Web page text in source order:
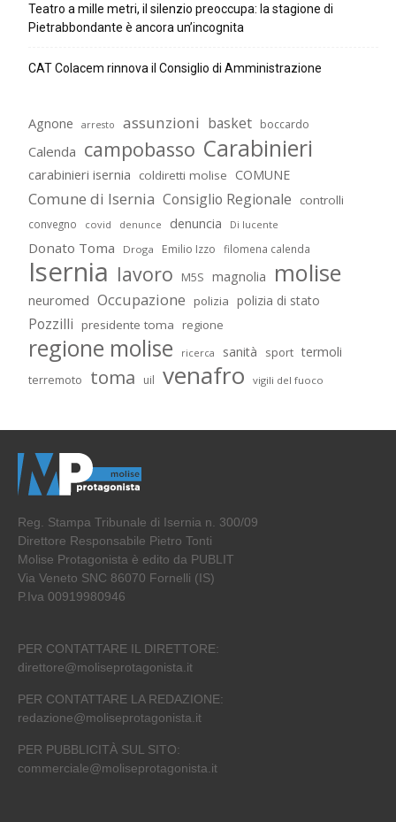
Teatro a mille metri, il silenzio preoccupa: la stagione di
Pietrabbondante è ancora un’incognita
CAT Colacem rinnova il Consiglio di Amministrazione
Agnone arresto assunzioni basket boccardo
Calenda campobasso Carabinieri
carabinieri isernia coldiretti molise COMUNE
Comune di Isernia Consiglio Regionale controlli
convegno covid denunce denuncia Di lucente
Donato Toma Droga Emilio Izzo filomena calenda
Isernia lavoro M5S magnolia molise
neuromed Occupazione polizia polizia di stato
Pozzilli presidente toma regione
regione molise ricerca sanità sport termoli
terremoto toma uil venafro vigili del fuoco
Reg. Stampa Tribunale di Isernia n. 300/09
Direttore Responsabile Pietro Tonti
Molise Protagonista è edito da PUBLIT
Via Veneto SNC 86070 Fornelli (IS)
P.Iva 00919980946
PER CONTATTARE IL DIRETTORE:
direttore@moliseprotagonista.it
PER CONTATTARE LA REDAZIONE:
redazione@moliseprotagonista.it
PER PUBBLICITÀ SUL SITO:
commerciale@moliseprotagonista.it